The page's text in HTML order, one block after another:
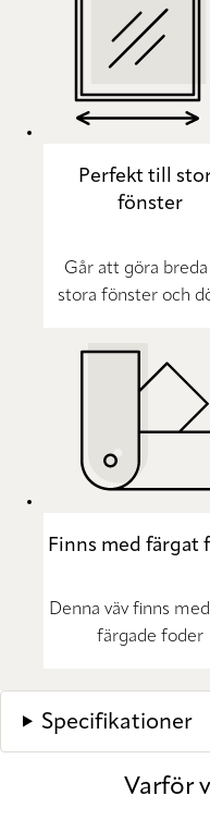
Perfekt till
fönster
Går att göra
stora fönster och
Finns med färgat
Denna väv finns
färgade foder
Specifikationer
Varför